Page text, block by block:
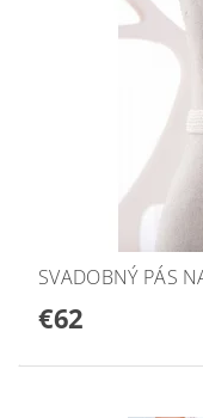
SVADOBNÝ PÁS
€62